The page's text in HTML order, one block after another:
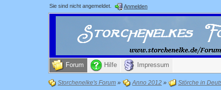
Sie sind nicht angemeldet. Anmelden
Forum Hilfe Impressum
Storchenelke's Forum » Anno 2012 » Störche in